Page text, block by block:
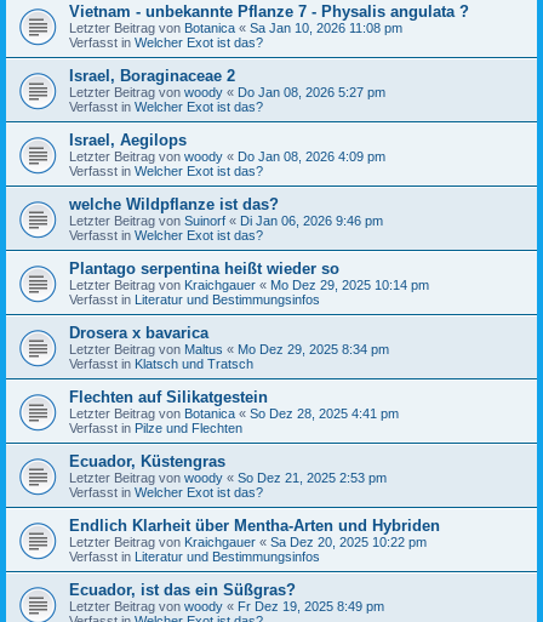
Vietnam - unbekannte Pflanze 7 - Physalis angulata ?
Letzter Beitrag von Botanica « Sa Jan 10, 2026 11:08 pm
Verfasst in Welcher Exot ist das?
Israel, Boraginaceae 2
Letzter Beitrag von woody « Do Jan 08, 2026 5:27 pm
Verfasst in Welcher Exot ist das?
Israel, Aegilops
Letzter Beitrag von woody « Do Jan 08, 2026 4:09 pm
Verfasst in Welcher Exot ist das?
welche Wildpflanze ist das?
Letzter Beitrag von Suinorf « Di Jan 06, 2026 9:46 pm
Verfasst in Welcher Exot ist das?
Plantago serpentina heißt wieder so
Letzter Beitrag von Kraichgauer « Mo Dez 29, 2025 10:14 pm
Verfasst in Literatur und Bestimmungsinfos
Drosera x bavarica
Letzter Beitrag von Maltus « Mo Dez 29, 2025 8:34 pm
Verfasst in Klatsch und Tratsch
Flechten auf Silikatgestein
Letzter Beitrag von Botanica « So Dez 28, 2025 4:41 pm
Verfasst in Pilze und Flechten
Ecuador, Küstengras
Letzter Beitrag von woody « So Dez 21, 2025 2:53 pm
Verfasst in Welcher Exot ist das?
Endlich Klarheit über Mentha-Arten und Hybriden
Letzter Beitrag von Kraichgauer « Sa Dez 20, 2025 10:22 pm
Verfasst in Literatur und Bestimmungsinfos
Ecuador, ist das ein Süßgras?
Letzter Beitrag von woody « Fr Dez 19, 2025 8:49 pm